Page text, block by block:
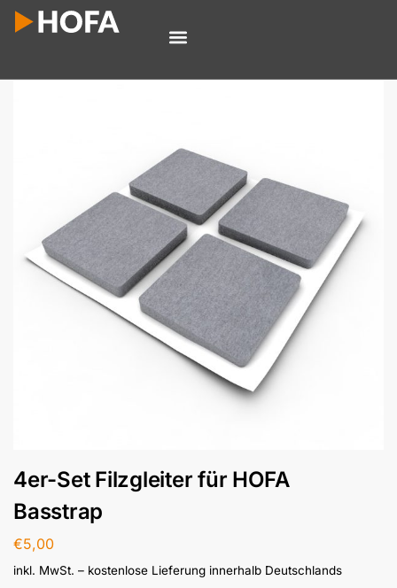
4er-Set Filzgleiter für HOFA
Basstrap
€5,00
inkl. MwSt. – kostenlose Lieferung innerhalb Deutschlands